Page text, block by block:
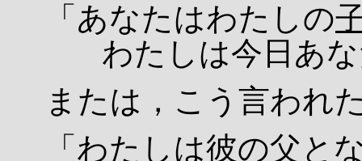
「あなたはわたしの
わたしは今日あな
または，こう言われ
「わたしは彼の父と